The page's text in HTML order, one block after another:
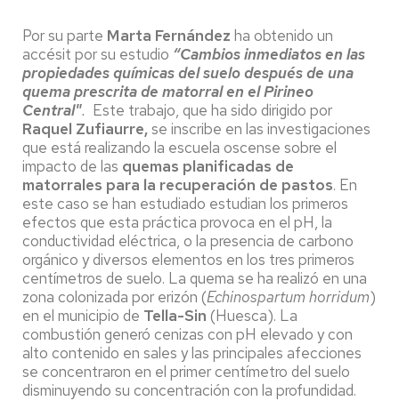
Por su parte Marta Fernández ha obtenido un
accésit por su estudio “Cambios inmediatos en las
propiedades químicas del suelo después de una
quema prescrita de matorral en el Pirineo
Central". Este trabajo, que ha sido dirigido por
Raquel Zufiaurre,se inscribe en las investigaciones
que está realizando la escuela oscense sobre el
impacto de las quemas planificadas de
matorrales para la recuperación de pastos. En
este caso se han estudiado estudian los primeros
efectos que esta práctica provoca en el pH, la
conductividad eléctrica, o la presencia de carbono
orgánico y diversos elementos en los tres primeros
centímetros de suelo. La quema se ha realizó en una
zona colonizada por erizón (Echinospartum horridum)
en el municipio de Tella-Sin (Huesca). La
combustión generó cenizas con pH elevado y con
alto contenido en sales y las principales afecciones
se concentraron en el primer centímetro del suelo
disminuyendo su concentración con la profundidad.